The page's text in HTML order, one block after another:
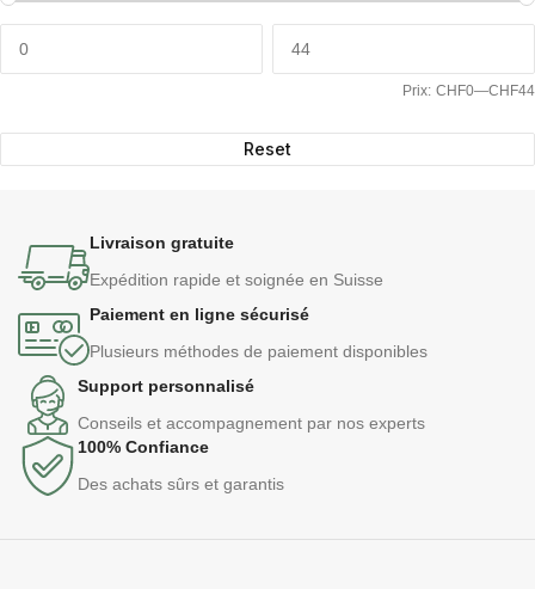
Prix: CHF0—CHF44
Reset
Livraison gratuite
Expédition rapide et soignée en Suisse
Paiement en ligne sécurisé
Plusieurs méthodes de paiement disponibles
Support personnalisé
Conseils et accompagnement par nos experts
100% Confiance
Des achats sûrs et garantis